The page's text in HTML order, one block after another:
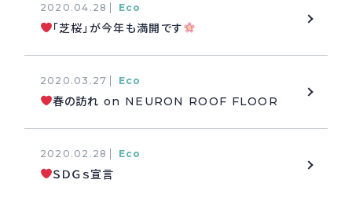
新着情報
2020.04.28 Eco
「芝桜」が今年も満開です
2020.03.27 Eco
春の訪れ on NEURON ROOF FLOOR
2020.02.28 Eco
ＳＤＧｓ宣言